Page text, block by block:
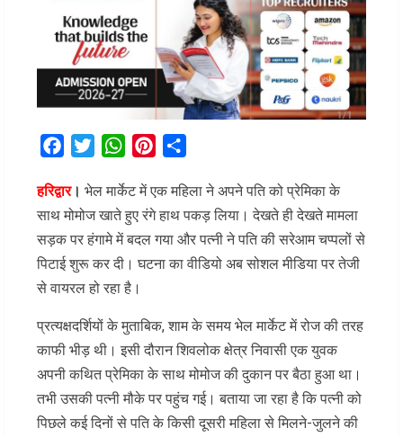
FacebookTwitterWhatsAppPinterest
हरिद्वार। भेल मार्केट में एक महिला ने अपने पति को प्रेमिका के
साथ मोमोज खाते हुए रंगे हाथ पकड़ लिया। देखते ही देखते मामला
सड़क पर हंगामे में बदल गया और पत्नी ने पति की सरेआम चप्पलों से
पिटाई शुरू कर दी। घटना का वीडियो अब सोशल मीडिया पर तेजी
से वायरल हो रहा है।
प्रत्यक्षदर्शियों के मुताबिक, शाम के समय भेल मार्केट में रोज की तरह
काफी भीड़ थी। इसी दौरान शिवलोक क्षेत्र निवासी एक युवक
अपनी कथित प्रेमिका के साथ मोमोज की दुकान पर बैठा हुआ था।
तभी उसकी पत्नी मौके पर पहुंच गई। बताया जा रहा है कि पत्नी को
पिछले कई दिनों से पति के किसी दूसरी महिला से मिलने-जुलने की